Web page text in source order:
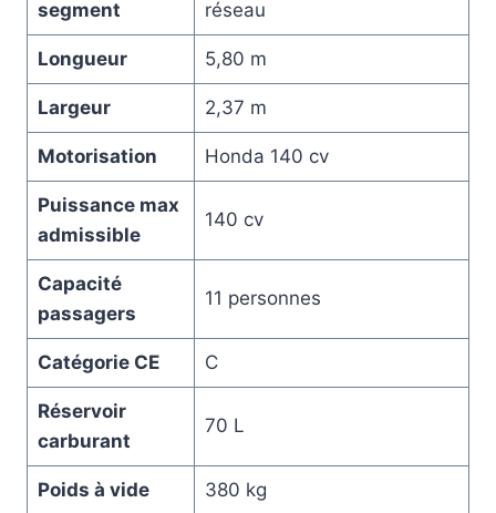
segment
réseau
Longueur 5,80 m
Largeur 2,37 m
Motorisation Honda 140 cv
Puissance max
admissible
140 cv
Capacité
passagers
11 personnes
Catégorie CE C
Réservoir
carburant
70 L
Poids à vide 380 kg